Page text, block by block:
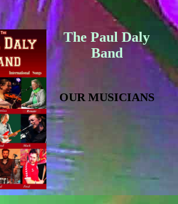
The Paul Daly
Band
OUR MUSICIANS